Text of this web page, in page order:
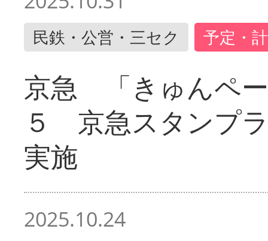
民鉄・公営・三セク 予定・
京急 「きゅんペ
５ 京急スタンプ
実施
2025.10.24